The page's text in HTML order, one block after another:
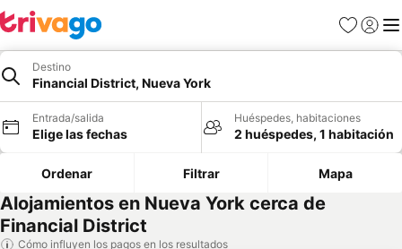
Favoritos
Iniciar
Destino
Financial District, Nueva York
Entrada/salida
Elige las fechas
Huéspedes, habitaciones
2 huéspedes, 1 habitación
Ordenar Filtrar Mapa
Alojamientos en Nueva York cerca de
Financial District
Cómo influyen los pagos en los resultados